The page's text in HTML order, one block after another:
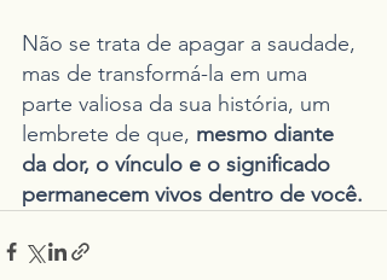
Não se trata de apagar a saudade,
mas de transformá-la em uma
parte valiosa da sua história, um
lembrete de que, mesmo diante
da dor, o vínculo e o significado
permanecem vivos dentro de você.